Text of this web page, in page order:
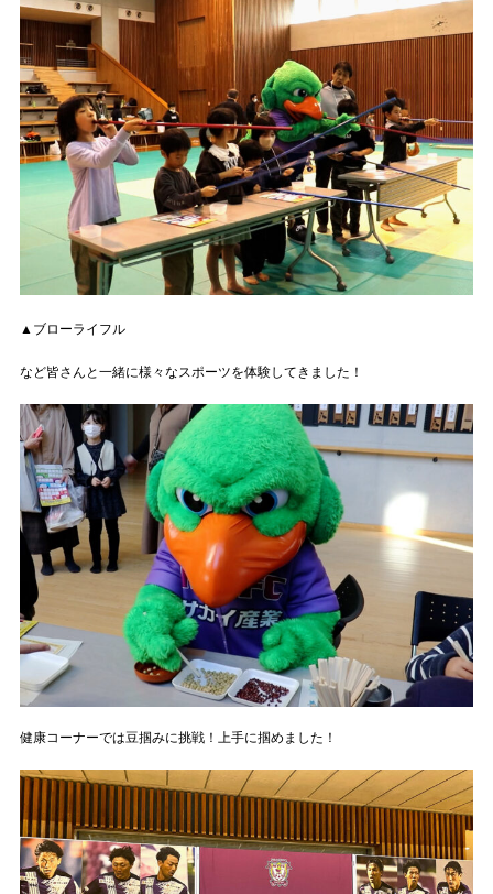
▲ブローライフル
など皆さんと一緒に様々なスポーツを体験してきました！
健康コーナーでは豆掴みに挑戦！上手に掴めました！